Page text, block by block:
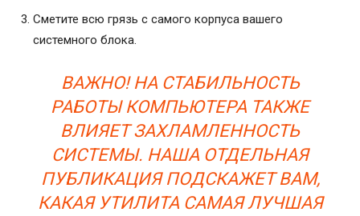
Сметите всю грязь с самого корпуса вашего
системного блока.
ВАЖНО! НА СТАБИЛЬНОСТЬ
РАБОТЫ КОМПЬЮТЕРА ТАКЖЕ
ВЛИЯЕТ ЗАХЛАМЛЕННОСТЬ
СИСТЕМЫ. НАША ОТДЕЛЬНАЯ
ПУБЛИКАЦИЯ ПОДСКАЖЕТ ВАМ,
КАКАЯ УТИЛИТА САМАЯ ЛУЧШАЯ